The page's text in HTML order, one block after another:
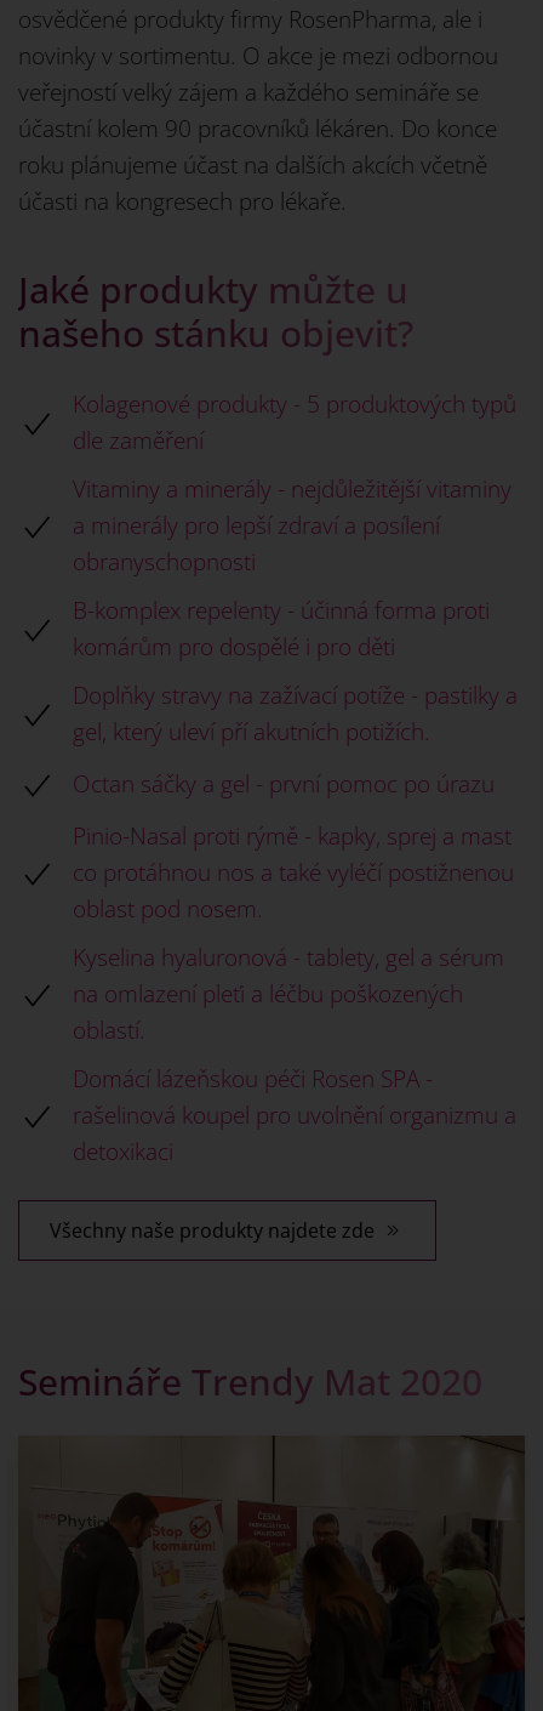
osvědčené produkty firmy RosenPharma, ale i
novinky v sortimentu. O akce je mezi odbornou
veřejností velký zájem a každého semináře se
účastní kolem 90 pracovníků lékáren. Do konce
roku plánujeme účast na dalších akcích včetně
účasti na kongresech pro lékaře.
Jaké produkty můžte u
našeho stánku objevit?
Kolagenové produkty - 5 produktových typů
dle zaměření
Vitaminy a minerály - nejdůležitější vitaminy
a minerály pro lepší zdraví a posílení
obranyschopnosti
B-komplex repelenty - účinná forma proti
komárům pro dospělé i pro děti
Doplňky stravy na zažívací potíže - pastilky a
gel, který uleví pří akutních potižích.
Octan sáčky a gel - první pomoc po úrazu
Pinio-Nasal proti rýmě - kapky, sprej a mast
co protáhnou nos a také vyléčí postižnenou
oblast pod nosem.
Kyselina hyaluronová - tablety, gel a sérum
na omlazení pleťi a léčbu poškozených
oblastí.
Domácí lázeňskou péči Rosen SPA -
rašelinová koupel pro uvolnění organizmu a
detoxikaci
Všechny naše produkty najdete zde
Semináře Trendy Mat 2020